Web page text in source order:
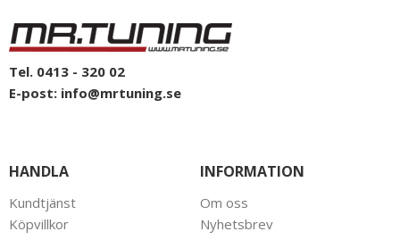
Tel. 0413 - 320 02
E-post: info@mrtuning.se
HANDLA
Kundtjänst
Köpvillkor
INFORMATION
Om oss
Nyhetsbrev